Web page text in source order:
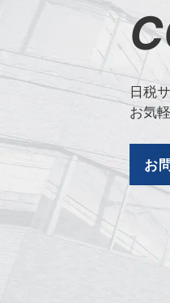
日税
お気
お